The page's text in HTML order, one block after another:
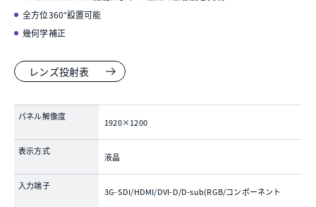
全方位360°設置可能
幾何学補正
レンズ投射表
パネル解像度
1920×1200
表示方式
液晶
入力端子
3G-SDI/HDMI/DVI-D/D-sub(RGB/コンポーネント